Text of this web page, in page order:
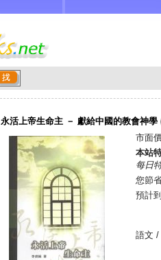
永活上帝生命主 － 獻給中國的教會神學
市面
本站
每日
您節
預計
語文 /